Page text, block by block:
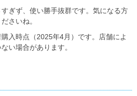
ぎず、使い勝手抜群です。気になる方
さいね。
入時点（2025年4月）です。店舗によ
い場合があります。